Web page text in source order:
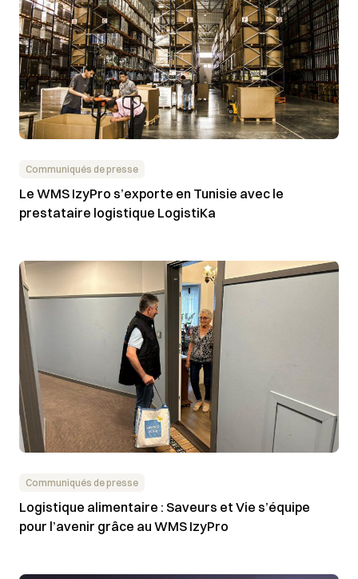
Communiqués de presse
Le WMS IzyPro s’exporte en Tunisie avec le
prestataire logistique LogistiKa
Communiqués de presse
Logistique alimentaire : Saveurs et Vie s’équipe
pour l’avenir grâce au WMS IzyPro